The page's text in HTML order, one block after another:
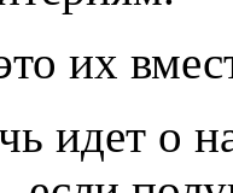
их
идет о